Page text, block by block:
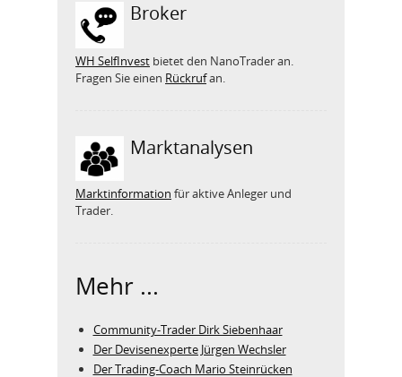
Broker
WH SelfInvest bietet den NanoTrader an.
Fragen Sie einen Rückrufan.
Marktanalysen
Marktinformation für aktive Anleger und
Trader.
Mehr ...
Community-Trader Dirk Siebenhaar
Der Devisenexperte Jürgen Wechsler
Der Trading-Coach Mario Steinrücken